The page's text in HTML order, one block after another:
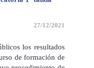
27/12/2021
los resultados
de formación de